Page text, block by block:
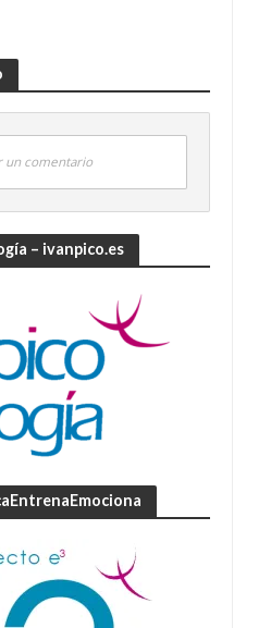
un comentario
– ivanpico.es